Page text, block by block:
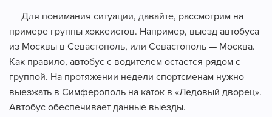
Для понимания ситуации, давайте, рассмотрим на
примере группы хоккеистов. Например, выезд автобуса
из Москвы в Севастополь, или Севастополь — Москва.
Как правило, автобус с водителем остается рядом с
группой. На протяжении недели спортсменам нужно
выезжать в Симферополь на каток в «Ледовый дворец».
Автобус обеспечивает данные выезды.